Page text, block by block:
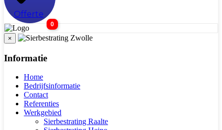
Offerte
0
×
Informatie
Home
Bedrijfsinformatie
Contact
Referenties
Werkgebied
Sierbestrating Raalte